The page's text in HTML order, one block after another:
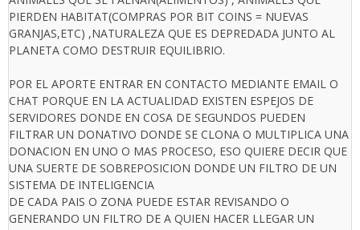
PIERDEN HABITAT(COMPRAS POR BIT COINS = NUEVAS
GRANJAS,ETC) ,NATURALEZA QUE ES DEPREDADA JUNTO AL
PLANETA COMO DESTRUIR EQUILIBRIO.
POR EL APORTE ENTRAR EN CONTACTO MEDIANTE EMAIL O
CHAT PORQUE EN LA ACTUALIDAD EXISTEN ESPEJOS DE
SERVIDORES DONDE EN COSA DE SEGUNDOS PUEDEN
FILTRAR UN DONATIVO DONDE SE CLONA O MULTIPLICA UNA
DONACION EN UNO O MAS PROCESO, ESO QUIERE DECIR QUE
UNA SUERTE DE SOBREPOSICION DONDE UN FILTRO DE UN
SISTEMA DE INTELIGENCIA
DE CADA PAIS O ZONA PUEDE ESTAR REVISANDO O
GENERANDO UN FILTRO DE A QUIEN HACER LLEGAR UN